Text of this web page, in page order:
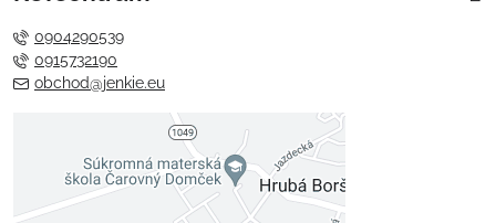
0904290539
0915732190
obchod@jenkie.eu
Externý obsah je blokovaný
Voľbami súkromia